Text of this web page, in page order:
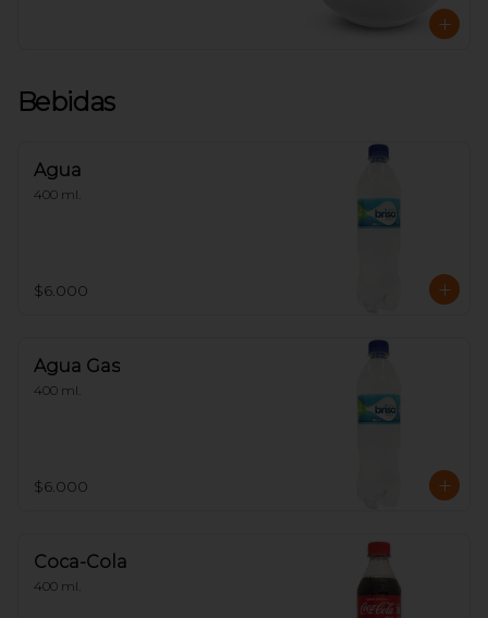
Bebidas
Agua
400 ml.
$6.000
Agua Gas
400 ml.
$6.000
Coca-Cola
400 ml.